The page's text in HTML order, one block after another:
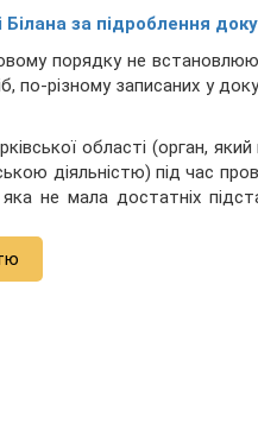
за підроблення
порядку не
по-різному записаних у
області (орган,
діяльністю) під час
яка не мала достатніх